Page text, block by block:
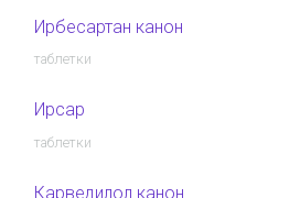
Ирбесартан канон
таблетки
Ирсар
таблетки
Карведилол канон